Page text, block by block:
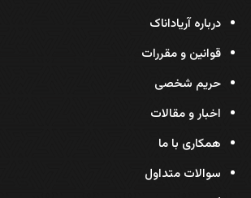
درباره آریاداناک
قوانین و مقررات
حریم شخصی
اخبار و مقالات
همکاری با ما
سوالات متداول